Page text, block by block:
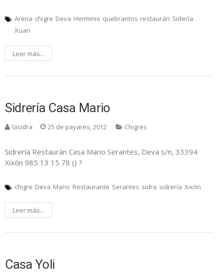
Arena chigre Deva Herminio quebrantos restaurán Sidería
Xuan
Leer más...
Sidrería Casa Mario
lasidra 25 de payares, 2012 Chigres
Sidrería Restaurán Casa Mario Serantes, Deva s/n, 33394
Xixón 985 13 15 78 () ?
chigre Deva Mario Restaurante Serantes sidra sidrería Xixón
Leer más...
Casa Yoli